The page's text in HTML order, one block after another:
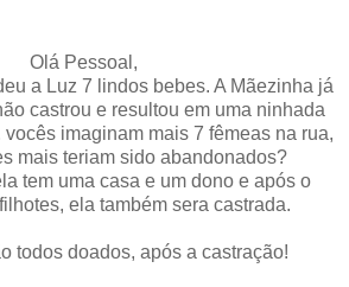
Olá Pessoal,
a Luz 7 lindos bebes. A Mãezinha já
castrou e resultou em uma ninhada
imaginam mais 7 fêmeas na rua,
mais teriam sido abandonados?
tem uma casa e um dono e após o
ela também sera castrada.
todos doados, após a castração!